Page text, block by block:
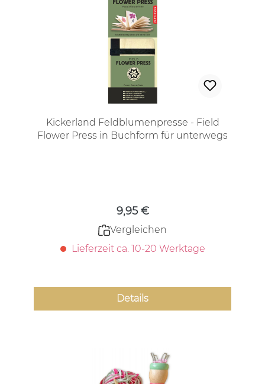
Kickerland Feldblumenpresse - Field
Flower Press in Buchform für unterwegs
9,95 €
Vergleichen
Lieferzeit ca. 10-20 Werktage
Details